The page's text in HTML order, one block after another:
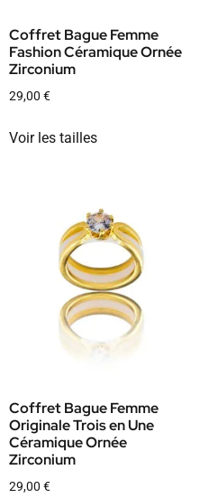
Coffret Bague Femme
Fashion Céramique Ornée
Zirconium
29,00 €
Voir les tailles
Coffret Bague Femme
Originale Trois en Une
Céramique Ornée
Zirconium
29,00 €